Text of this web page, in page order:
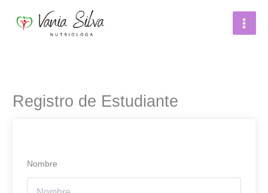
Main
Menu
Registro de Estudiante
Nombre